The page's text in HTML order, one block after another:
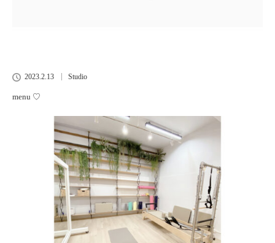
2023.2.13 Studio
menu ♡